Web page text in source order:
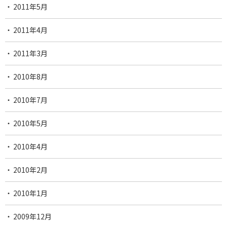
2011年5月
2011年4月
2011年3月
2010年8月
2010年7月
2010年5月
2010年4月
2010年2月
2010年1月
2009年12月